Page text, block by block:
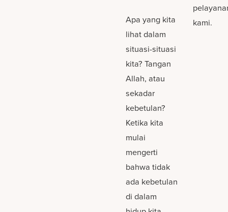
Apa yang kita
lihat dalam
situasi-situasi
kita? Tangan
Allah, atau
sekadar
kebetulan?
Ketika kita
mulai
mengerti
bahwa tidak
ada kebetulan
di dalam
kami.